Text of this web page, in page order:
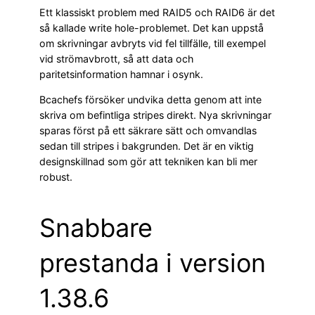
Ett klassiskt problem med RAID5 och RAID6 är det
så kallade write hole-problemet. Det kan uppstå
om skrivningar avbryts vid fel tillfälle, till exempel
vid strömavbrott, så att data och
paritetsinformation hamnar i osynk.
Bcachefs försöker undvika detta genom att inte
skriva om befintliga stripes direkt. Nya skrivningar
sparas först på ett säkrare sätt och omvandlas
sedan till stripes i bakgrunden. Det är en viktig
designskillnad som gör att tekniken kan bli mer
robust.
Snabbare
prestanda i version
1.38.6